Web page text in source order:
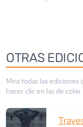
OTRAS
Mira todas las ediciones
hacer clic en las de color